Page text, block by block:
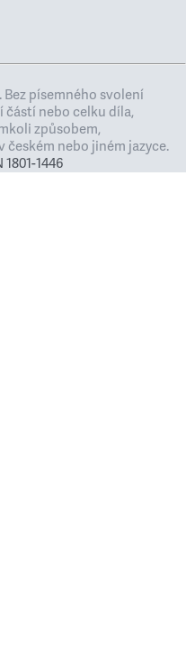
písemného svolení
částí nebo celku díla,
způsobem,
nebo jiném jazyce.
1446